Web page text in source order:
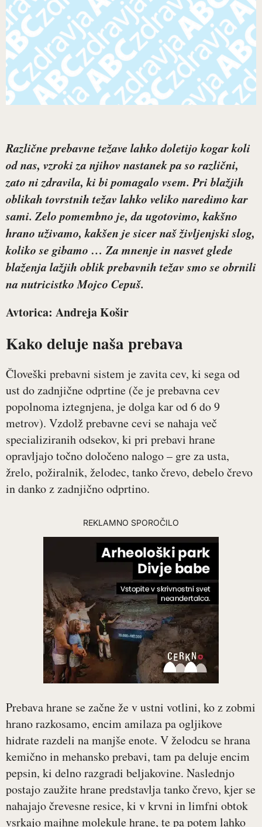
Različne prebavne težave lahko doletijo kogar koli
od nas, vzroki za njihov nastanek pa so različni,
zato ni zdravila, ki bi pomagalo vsem. Pri blažjih
oblikah tovrstnih težav lahko veliko naredimo kar
sami. Zelo pomembno je, da ugotovimo, kakšno
hrano uživamo, kakšen je sicer naš življenjski slog,
koliko se gibamo … Za mnenje in nasvet glede
blaženja lažjih oblik prebavnih težav smo se obrnili
na nutricistkoMojco Cepuš.
Avtorica: Andreja Košir
Kako deluje naša prebava
Človeški prebavni sistem je zavita cev, ki sega od
ust do zadnjične odprtine (če je prebavna cev
popolnoma iztegnjena, je dolga kar od 6 do 9
metrov). Vzdolž prebavne cevi se nahaja več
specializiranih odsekov, ki pri prebavi hrane
opravljajo točno določeno nalogo – gre za usta,
žrelo, požiralnik, želodec, tanko črevo, debelo črevo
in danko z zadnjično odprtino.
REKLAMNO SPOROČILO
Prebava hrane se začne že v ustni votlini, ko z zobmi
hrano razkosamo, encim amilaza pa ogljikove
hidrate razdeli na manjše enote. V želodcu se hrana
kemično in mehansko prebavi, tam pa deluje encim
pepsin, ki delno razgradi beljakovine. Naslednjo
postajo zaužite hrane predstavlja tanko črevo, kjer se
nahajajo črevesne resice, ki v krvni in limfni obtok
vsrkajo majhne molekule hrane, te pa potem lahko